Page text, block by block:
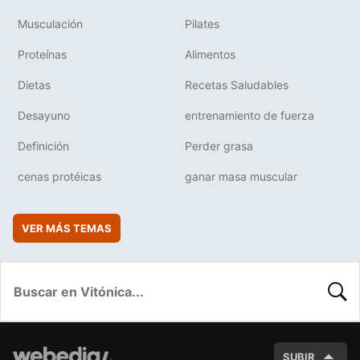
Musculación Pilates
Proteínas Alimentos
Dietas Recetas Saludables
Desayuno entrenamiento de fuerza
Definición Perder grasa
cenas protéicas ganar masa muscular
VER MÁS TEMAS
SUBIR